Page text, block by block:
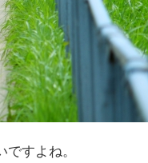
すよね。